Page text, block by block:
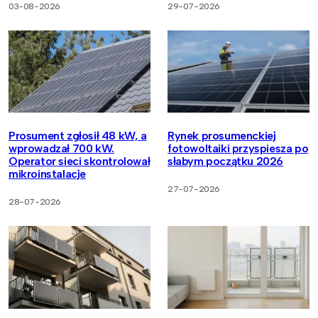
03-08-2026 29-07-2026
Prosument zgłosił 48 kW, a
wprowadzał 700 kW.
Operator sieci skontrolował
mikroinstalacje
28-07-2026
Rynek prosumenckiej
fotowoltaiki przyspiesza po
słabym początku 2026
27-07-2026